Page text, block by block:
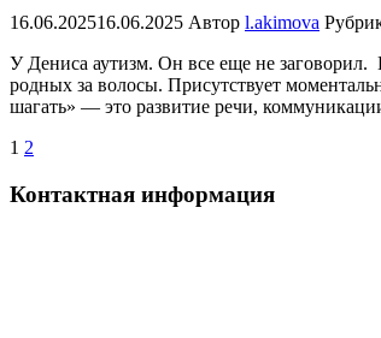
16.06.202516.06.2025 Автор l.akimova
У Дениса аутизм. Он все еще не заговорил.
родных за волосы. Присутствует
шагать» — это развитие речи,
Пагинация
записей
1 2
Контактная информация